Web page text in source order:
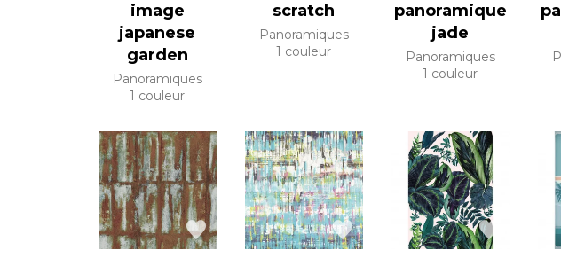
image
japanese
garden
Panoramiques
1 couleur
scratch
Panoramiques
1 couleur
panoramique
jade
Panoramiques
1 couleur